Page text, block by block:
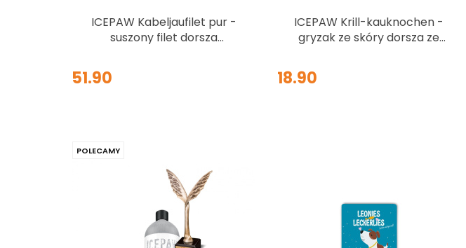
ICEPAW Kabeljaufilet pur -
suszony filet dorsza
51.90
ICEPAW Krill-kauknochen -
gryzak ze skóry dorsza ze
zielonowargowym 45g
18.90
POLECAMY